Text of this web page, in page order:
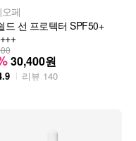
페
드 선 프로텍터 SPF50+
30,400원
리뷰 140